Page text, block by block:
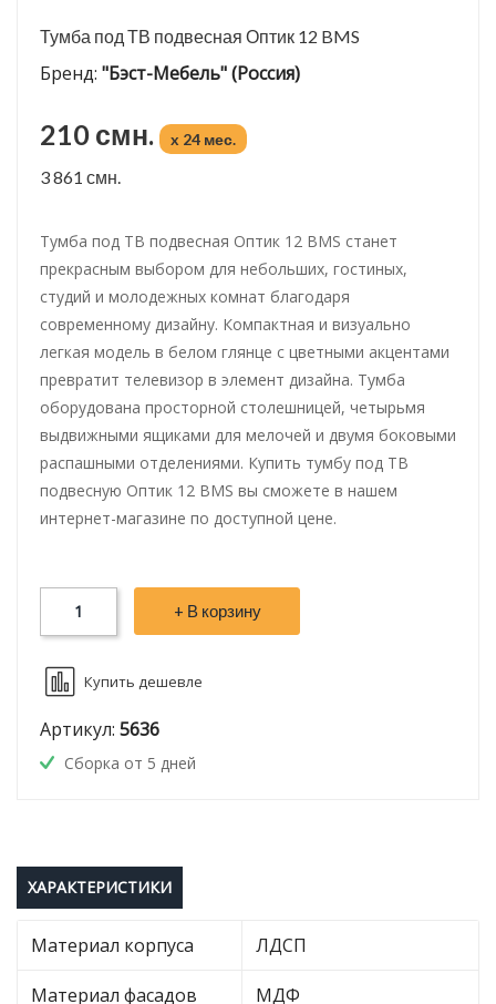
Тумба под ТВ подвесная Оптик 12 BMS
Бренд: "Бэст-Мебель" (Россия)
210 смн. x 24 мес.
3 861 смн.
Тумба под ТВ подвесная Оптик 12 BMS станет
прекрасным выбором для небольших, гостиных,
студий и молодежных комнат благодаря
современному дизайну. Компактная и визуально
легкая модель в белом глянце с цветными акцентами
превратит телевизор в элемент дизайна. Тумба
оборудована просторной столешницей, четырьмя
выдвижными ящиками для мелочей и двумя боковыми
распашными отделениями. Купить тумбу под ТВ
подвесную Оптик 12 BMS вы сможете в нашем
интернет-магазине по доступной цене.
+ В корзину
Купить дешевле
Артикул: 5636
Сборка от 5 дней
ХАРАКТЕРИСТИКИ
Материал корпуса ЛДСП
Материал фасадов МДФ